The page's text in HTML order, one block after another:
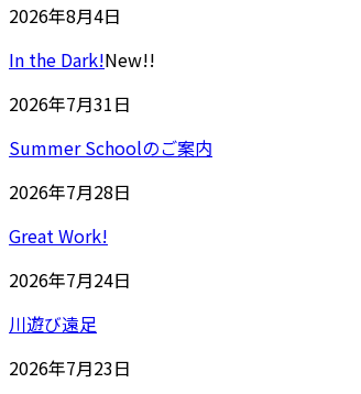
2026年8月4日
In the Dark!New!!
2026年7月31日
Summer Schoolのご案内
2026年7月28日
Great Work!
2026年7月24日
川遊び遠足
2026年7月23日